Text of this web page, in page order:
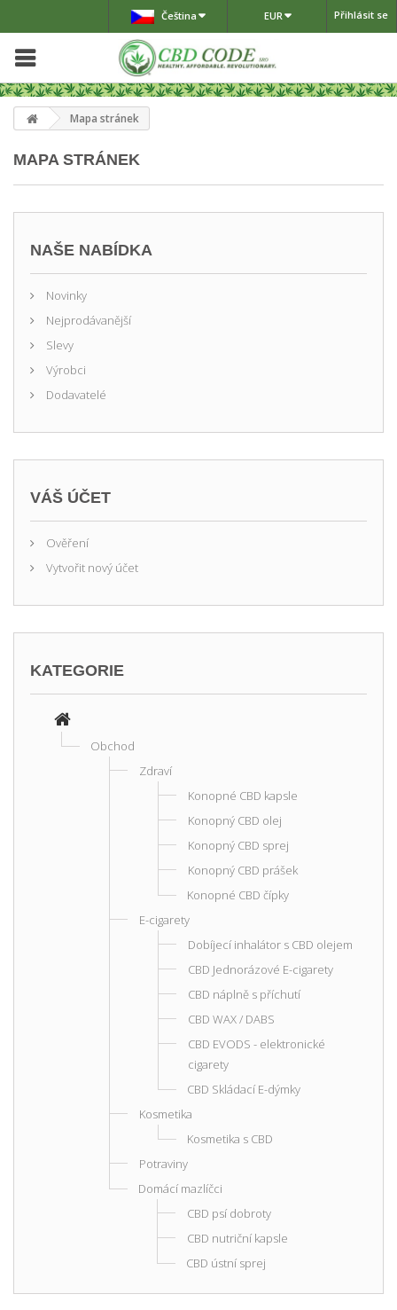
Přihlásit se
EUR
Čeština
Mapa stránek
MAPA STRÁNEK
NAŠE NABÍDKA
Novinky
Nejprodávanější
Slevy
Výrobci
Dodavatelé
VÁŠ ÚČET
Ověření
Vytvořit nový účet
KATEGORIE
Obchod
Zdraví
Konopné CBD kapsle
Konopný CBD olej
Konopný CBD sprej
Konopný CBD prášek
Konopné CBD čípky
E-cigarety
Dobíjecí inhalátor s CBD olejem
CBD Jednorázové E-cigarety
CBD náplně s příchutí
CBD WAX / DABS
CBD EVODS - elektronické
cigarety
CBD Skládací E-dýmky
Kosmetika
Kosmetika s CBD
Potraviny
Domácí mazlíčci
CBD psí dobroty
CBD nutriční kapsle
CBD ústní sprej